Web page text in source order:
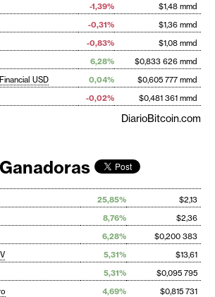
-1,39%
$1,48 mmd
-0,31%
$1,36 mmd
-0,83%
$1,08 mmd
6,28%
$0,833 626 mmd
USD 0,04%
$0,605 777 mmd
-0,02% $0,481 361 mmd
DiarioBitcoin.com
25,85%
$2,13
8,76%
$2,36
6,28%
$0,200 383
5,31%
$13,61
5,31%
$0,095 795
4,69%
$0,815 731